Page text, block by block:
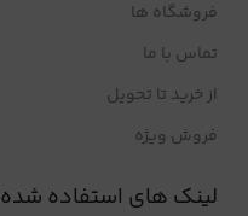
فروشگاه ها
تماس با ما
از خرید تا تحویل
فروش ویژه
لینک های استفاده شده